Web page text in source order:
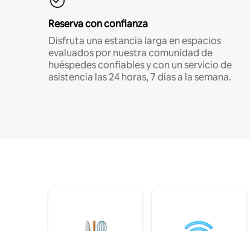
Reserva con confianza
Disfruta una estancia larga en espacios
evaluados por nuestra comunidad de
huéspedes confiables y con un servicio de
asistencia las 24 horas, 7 días a la semana.